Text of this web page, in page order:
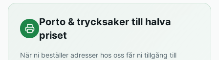
Porto & trycksaker till halva
priset
När ni beställer adresser hos oss får ni tillgång till